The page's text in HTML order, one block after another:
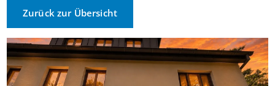
Zurück zur Übersicht